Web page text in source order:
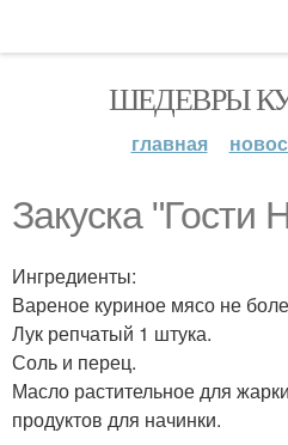
ШЕДЕВРЫ
главная
Закуска "Гости
Ингредиенты:
Вареное куриное мясо не
Лук репчатый 1 штука.
Соль и перец.
Масло растительное для
продуктов для начинки.